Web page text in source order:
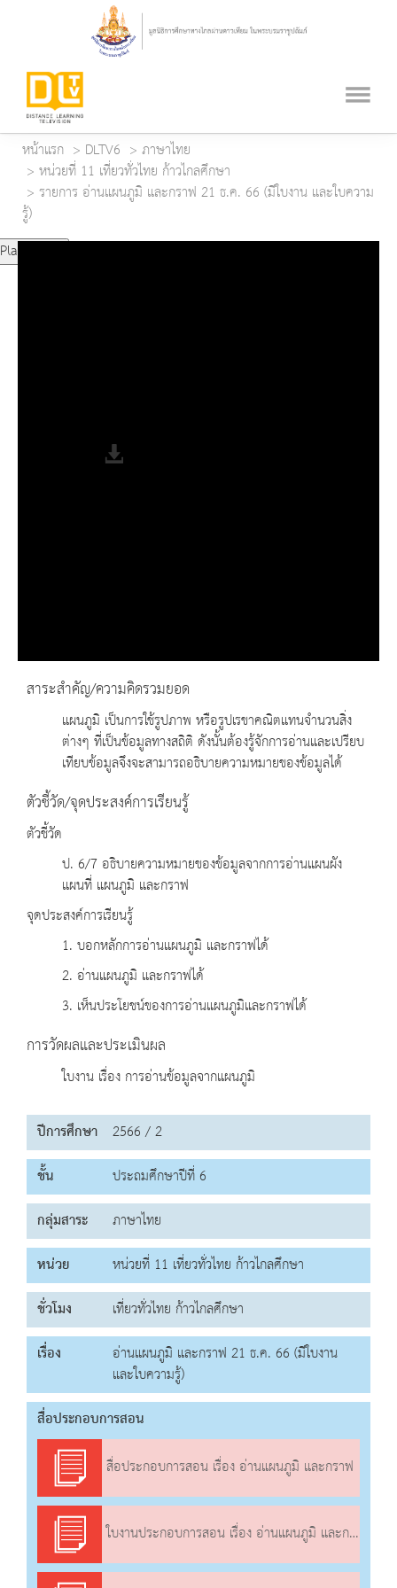
หน้าแรก DLTV6
ภาษาไทย
หน่วยที่ 11 เที่ยวทั่วไทย ก้าวไกลศึกษา
รายการ อ่านแผนภูมิ และกราฟ 21 ธ.ค. 66 (มีใบงาน และใบความ
รู้)
Play Video
สาระสำคัญ/ความคิดรวมยอด
แผนภูมิ เป็นการใช้รูปภาพ หรือรูปเรขาคณิตแทนจำนวนสิ่ง
ต่างๆ ที่เป็นข้อมูลทางสถิติ ดังนั้นต้องรู้จักการอ่านและเปรียบ
เทียบข้อมูลจึงจะสามารถอธิบายความหมายของข้อมูลได้
ตัวชี้วัด/จุดประสงค์การเรียนรู้
ตัวชี้วัด
ป. 6/7 อธิบายความหมายของข้อมูลจากการอ่านแผนผัง
แผนที่ แผนภูมิ และกราฟ
จุดประสงค์การเรียนรู้
1. บอกหลักการอ่านแผนภูมิ และกราฟได้
2. อ่านแผนภูมิ และกราฟได้
3. เห็นประโยชน์ของการอ่านแผนภูมิและกราฟได้
การวัดผลและประเมินผล
ใบงาน เรื่อง การอ่านข้อมูลจากแผนภูมิ
ปีการศึกษา 2566 / 2
ชั้น
ประถมศึกษาปีที่ 6
กลุ่มสาระ
ภาษาไทย
หน่วย
หน่วยที่ 11 เที่ยวทั่วไทย ก้าวไกลศึกษา
ชั่วโมง
เที่ยวทั่วไทย ก้าวไกลศึกษา
เรื่อง
อ่านแผนภูมิ และกราฟ 21 ธ.ค. 66 (มีใบงาน
และใบความรู้)
สื่อประกอบการสอน
สื่อประกอบการสอน เรื่อง อ่านแผนภูมิ และกราฟ
ใบงานประกอบการสอน เรื่อง อ่านแผนภูมิ และกราฟ